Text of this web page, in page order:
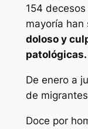
154
mayoría han
doloso y
patológicas.
De enero a
de
Doce por